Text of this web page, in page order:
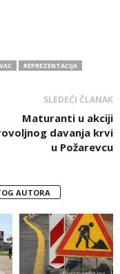
REPREZENTACIJA
SLEDEĆI ČLANAK
Maturanti u akciji
davanja krvi
u Požarevcu
AUTORA